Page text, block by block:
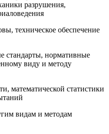
разрушения,
техническое обеспечение
стандарты, нормативные
виду и методу
математической статистики
видам и методам